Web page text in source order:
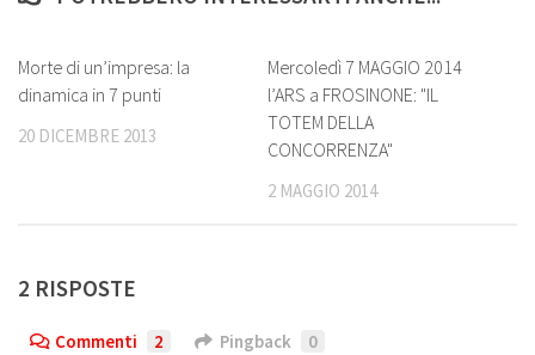
Morte di un’impresa: la
dinamica in 7 punti
20 DICEMBRE 2013
Mercoledì 7 MAGGIO 2014
l’ARS a FROSINONE: "IL
TOTEM DELLA
CONCORRENZA"
2 MAGGIO 2014
2 RISPOSTE
Commenti 2 Pingback 0